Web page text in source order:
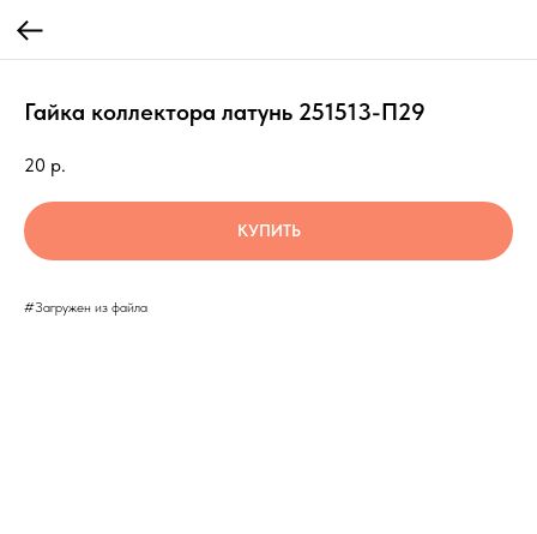
Гайка коллектора латунь 251513-П29
20 р.
КУПИТЬ
#Загружен из файла